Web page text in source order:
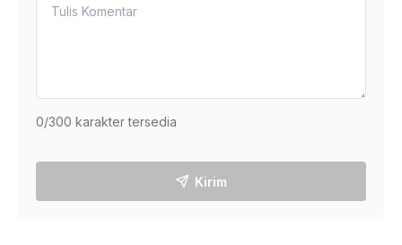
0/300 karakter tersedia
Kirim